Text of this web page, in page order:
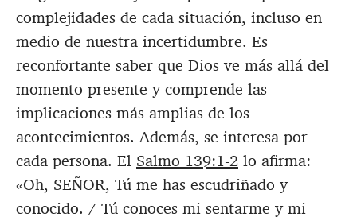
complejidades de cada situación, incluso en
medio de nuestra incertidumbre. Es
reconfortante saber que Dios ve más allá del
momento presente y comprende las
implicaciones más amplias de los
acontecimientos. Además, se interesa por
cada persona. El Salmo 139:1-2 lo afirma:
«Oh, SEÑOR, Tú me has escudriñado y
conocido. / Tú conoces mi sentarme y mi